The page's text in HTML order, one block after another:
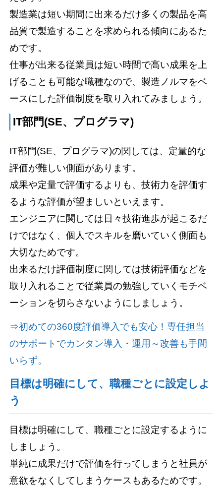
製造業は短い期間に出来るだけ多くの製品を高
品質で製造することを求められる傾向にあるた
めです。
仕事が出来る従業員は短い時間で高い成果を上
げることも可能な職種なので、製造ノルマをベ
ースにした評価制度を取り入れてみましょう。
IT部門(SE、プログラマ)
IT部門(SE、プログラマ)の関しては、定量的な
評価が難しい側面があります。
成果や定量で評価するよりも、技術力を評価す
るような評価が望ましいといえます。
エンジニアに関しては日々技術進歩が起こるだ
けではなく、個人でスキルを磨いていく側面も
大切なためです。
出来るだけ評価制度に関しては技術評価などを
取り入れることで従業員の勉強していくモチベ
ーションを切らさないようにしましょう。
⇒初めての360度評価導入でも安心！専任担当
のサポートでカンタン導入・運用～改善も手間
いらず。
目標は明確にして、職種ごとに設定しよ
う
目標は明確にして、職種ごとに設定するように
しましょう。
単純に成果だけで評価を行ってしまうと社員が
意欲をなくしてしまうケースもあるためです。